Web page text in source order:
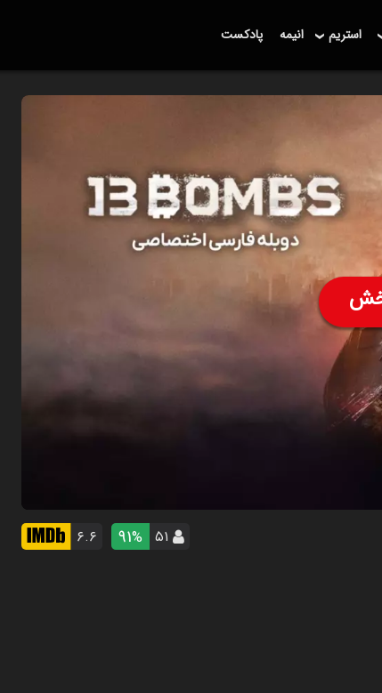
استریم انیمه پادکست
۵۱ 91% ۶.۶